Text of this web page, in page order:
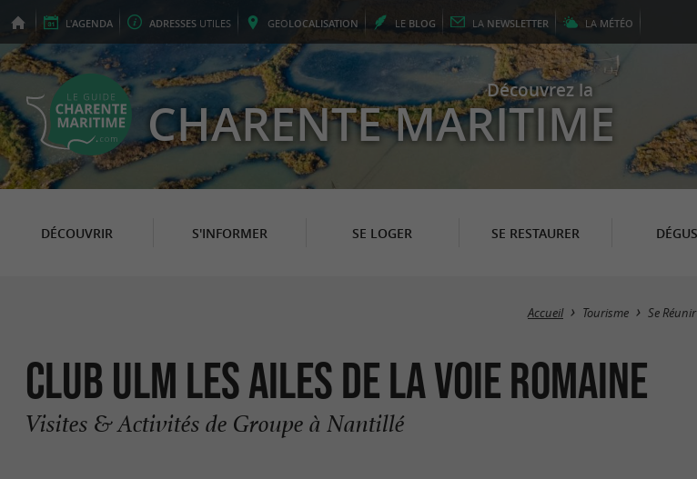
L'AGENDA ADRESSES UTILES GEOLOCALISATION LE BLOG LA NEWSLETTER LA MÉTÉO
Découvrez la
CHARENTE MARITIME
DÉCOUVRIR S'INFORMER SE LOGER SE RESTAURER
Accueil Tourisme Se Réunir
Club ULM les Ailes de la Voie Romaine
Visites & Activités de Groupe à Nantillé